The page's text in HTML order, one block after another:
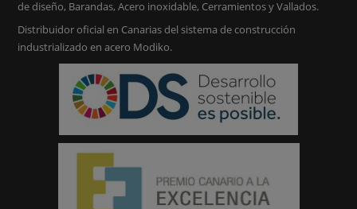
de diseño, Barandas, Acero inoxidable, Cerramientos y Vallados.
Distribuidor oficial en Canarias del sistema de construcción
industrializado en acero Modiko.